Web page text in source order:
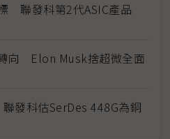
聯發科第2代ASIC產品
向 Elon Musk捨超微全面
發科估SerDes 448G為銅